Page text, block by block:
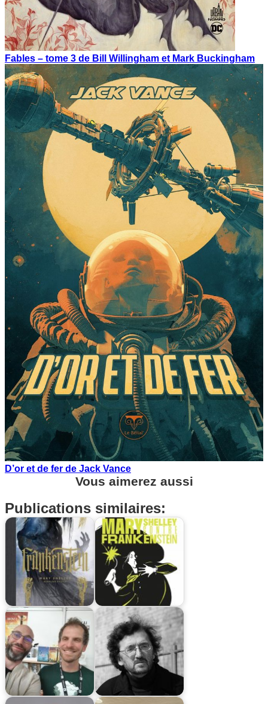
Fables – tome 3 de Bill Willingham et Mark Buckingham
D’or et de fer de Jack Vance
Vous aimerez aussi
Publications similaires: